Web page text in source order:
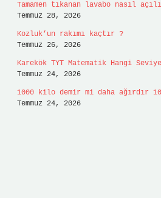
Tamamen tıkanan lavabo nasıl
Temmuz 28, 2026
Kozluk’un rakımı kaçtır ?
Temmuz 26, 2026
Karekök TYT Matematik Hangi
Temmuz 24, 2026
1000 kilo demir mi daha ağırdır
Temmuz 24, 2026